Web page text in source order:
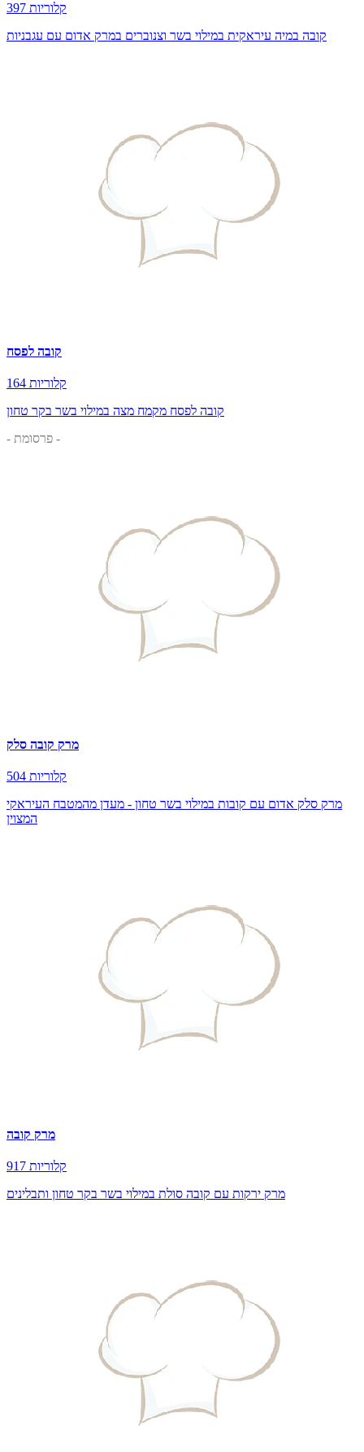
397 קלוריות
קובה במיה עיראקית במילוי בשר וצנוברים במרק אדום עם עגבניות
קובה לפסח
164 קלוריות
קובה לפסח מקמח מצה במילוי בשר בקר טחון
- פרסומת -
מרק קובה סלק
504 קלוריות
מרק סלק אדום עם קובות במילוי בשר טחון - מעדן מהמטבח העיראקי
המצוין
מרק קובה
917 קלוריות
מרק ירקות עם קובה סולת במילוי בשר בקר טחון ותבלינים